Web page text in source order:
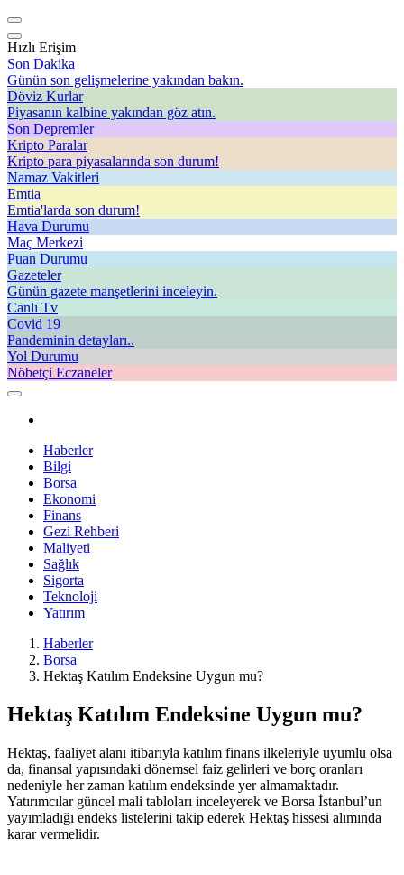
Hızlı Erişim
Son Dakika
Günün son gelişmelerine yakından bakın.
Döviz Kurlar
Piyasanın kalbine yakından göz atın.
Son Depremler
Kripto Paralar
Kripto para piyasalarında son durum!
Namaz Vakitleri
Emtia
Emtia'larda son durum!
Hava Durumu
Maç Merkezi
Puan Durumu
Gazeteler
Günün gazete manşetlerini inceleyin.
Canlı Tv
Covid 19
Pandeminin detayları..
Yol Durumu
Nöbetçi Eczaneler
Haberler
Bilgi
Borsa
Ekonomi
Finans
Gezi Rehberi
Maliyeti
Sağlık
Sigorta
Teknoloji
Yatırım
Haberler
Borsa
Hektaş Katılım Endeksine Uygun mu?
Hektaş Katılım Endeksine Uygun mu?
Hektaş, faaliyet alanı itibarıyla katılım finans ilkeleriyle uyumlu olsa
da, finansal yapısındaki dönemsel faiz gelirleri ve borç oranları
nedeniyle her zaman katılım endeksinde yer almamaktadır.
Yatırımcılar güncel mali tabloları inceleyerek ve Borsa İstanbul’un
yayımladığı endeks listelerini takip ederek Hektaş hissesi alımında
karar vermelidir.